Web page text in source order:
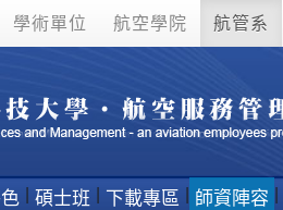
學術單位 航空學院 航管系
碩士班 下載專區 師資陣容